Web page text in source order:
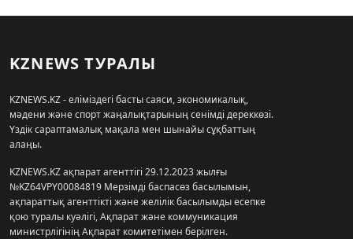
KZNEWS ТУРАЛЫ
KZNEWS.KZ - еліміздегі басты саяси, экономикалық,
мәдени және спорт жаңалықтарының сенімді дереккөзі.
Үздік сараптамалық мақала мен шынайы сұқбаттың
алаңы.
KZNEWS.KZ ақпарат агенттігі 29.12.2023 жылғы
№KZ64VPY00084819 Мерзімді баспасөз басылымын,
ақпараттық агенттікті және желілік басылымды есепке
қою туралы куәлігі, Ақпарат және коммуникация
министрлігінің Ақпарат комитетімен берілген.